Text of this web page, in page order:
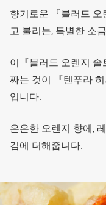
향기로운 『블러드
고 불리는, 특별한 소
이『블러드 오렌지
짜는 것이 『텐푸라
입니다.
은은한 오렌지 향에,
김에 더해줍니다.